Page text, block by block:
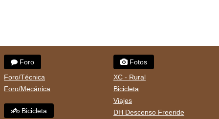
Foro
Foro/Técnica
Foro/Mecánica
Bicicleta
Fotos
XC - Rural
Bicicleta
Viajes
DH Descenso Freeride